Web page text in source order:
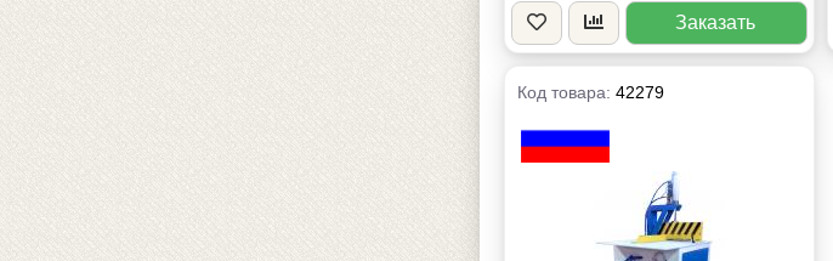
Заказать
Код товара: 42279